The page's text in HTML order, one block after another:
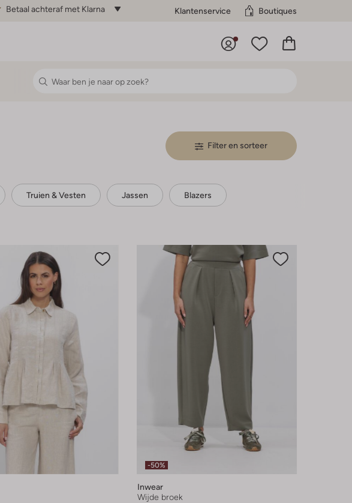
Betaal achteraf met Klarna Klantenservice Boutiques
Filter en sorteer
Truien & Vesten Jassen Blazers
-50%
Inwear
Wijde broek